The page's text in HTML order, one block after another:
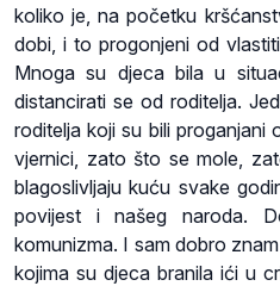
koliko je, na početku
dobi, i to progonjeni od
Mnoga su djeca bila u
distancirati se od roditelja.
roditelja koji su bili
vjernici, zato što se mole,
blagoslivljaju kuću svake
povijest i našeg naroda.
komunizma. I sam dobro
kojima su djeca branila ići u